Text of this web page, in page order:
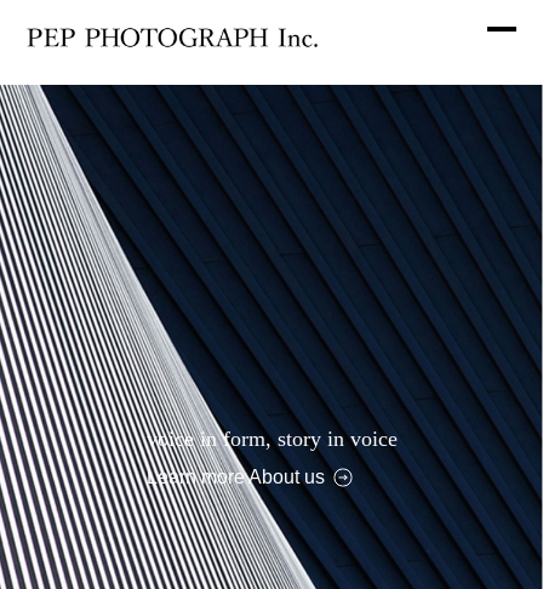
voice in form, story in voice
Learn more About us